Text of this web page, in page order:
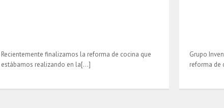
Recientemente finalizamos la reforma de cocina que
estábamos realizando en la[…]
Grupo
reforma de